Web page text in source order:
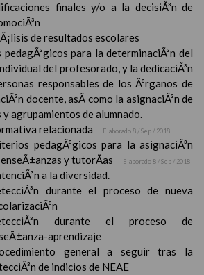
finales y/o a la decisiÃ³n de
de resultados escolares
para la determinaciÃ³n del
del profesorado, y la dedicaciÃ³n
responsables de los Ã³rganos de
docente, asÃ­ como la asignaciÃ³n de
agrupamientos de alumnado.
relacionada
Elaborado 8 / Sep / 2018
pedagÃ³gicos para la asignaciÃ³n
y tutorÃ­as
Elaborado 8 / Sep / 2018
a la diversidad.
durante el proceso de nueva
durante el proceso de
aprendizaje
general a seguir tras la
de indicios de NEAE